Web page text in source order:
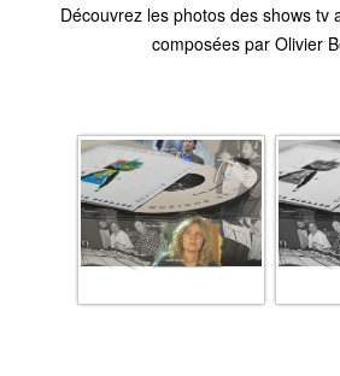
Découvrez les photos des shows tv
composées par Olivier